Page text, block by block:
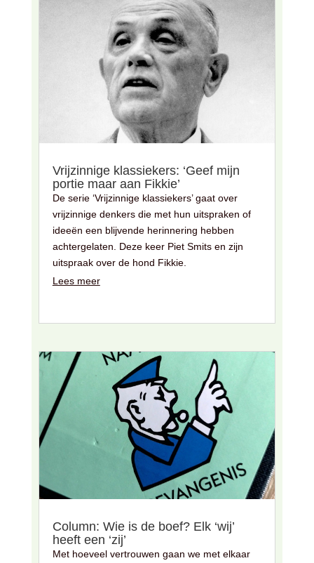
Vrijzinnige klassiekers: ‘Geef mijn
portie maar aan Fikkie’
De serie ‘Vrijzinnige klassiekers’ gaat over
vrijzinnige denkers die met hun uitspraken of
ideeën een blijvende herinnering hebben
achtergelaten. Deze keer Piet Smits en zijn
uitspraak over de hond Fikkie.
Lees meer
Column: Wie is de boef? Elk ‘wij’
heeft een ‘zij’
Met hoeveel vertrouwen gaan we met elkaar